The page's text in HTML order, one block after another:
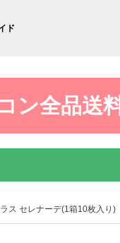
ド
ン全品送
ス セレナーデ(1箱10枚入り)